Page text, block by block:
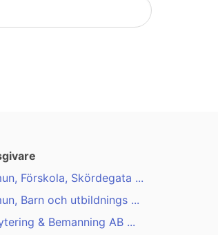
Förskola, Skördegata ...
Barn och utbildnings ...
& Bemanning AB ...